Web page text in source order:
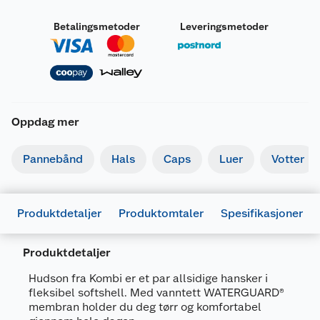
Betalingsmetoder Leveringsmetoder
Oppdag mer
Pannebånd Hals Caps Luer Votter
Produktdetaljer Produktomtaler Spesifikasjoner
Produktdetaljer
Hudson fra Kombi er et par allsidige hansker i
fleksibel softshell. Med vanntett WATERGUARD®
membran holder du deg tørr og komfortabel
Generelt
Artikkelnummer
661820173802
Leverandørens
artikkelnummer
K89181-X100-
2